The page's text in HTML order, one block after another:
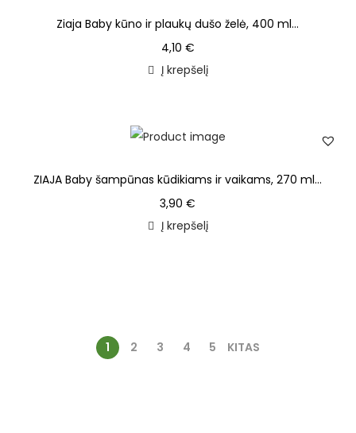
Ziaja Baby kūno ir plaukų dušo želė, 400 ml...
4,10 €
Į krepšelį
ZIAJA Baby šampūnas kūdikiams ir vaikams, 270 ml...
3,90€
Į krepšelį
1 2 3 4 5 KITAS